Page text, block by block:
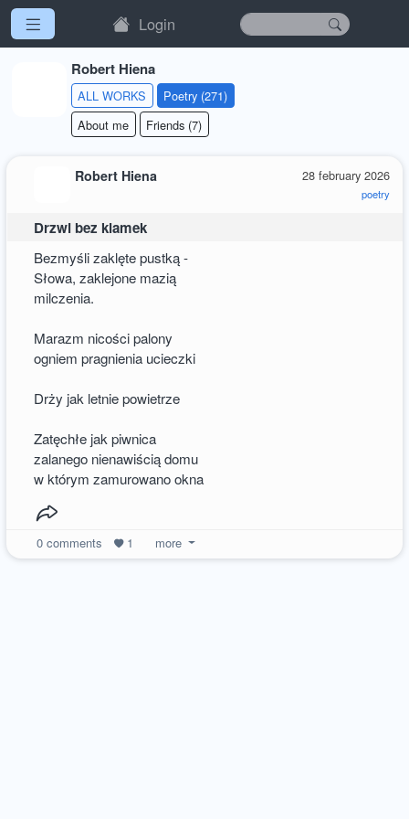
Login
Robert Hiena
ALL WORKS
Poetry (271)
About me
Friends (7)
28 february 2026
poetry
Robert Hiena
Drzwi bez klamek
Bezmyśli zaklęte pustką -
Słowa, zaklejone mazią
milczenia.
Marazm nicości palony
ogniem pragnienia ucieczki
Drży jak letnie powietrze
Zatęchłe jak piwnica
zalanego nienawiścią domu
w którym zamurowano okna
0comments 1 more